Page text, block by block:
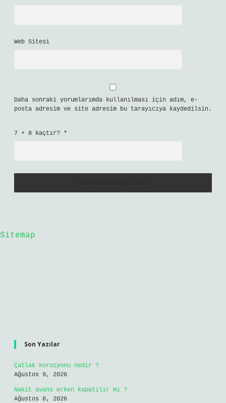
Web Sitesi
Daha sonraki yorumlarımda kullanılması için adım, e-
posta adresim ve site adresim bu tarayıcıya kaydedilsin.
7 + 8 kaçtır? *
Sitemap
Son Yazılar
Çatlak korozyonu nedir ?
Ağustos 9, 2026
Nakit avans erken kapatılır mı ?
Ağustos 8, 2026